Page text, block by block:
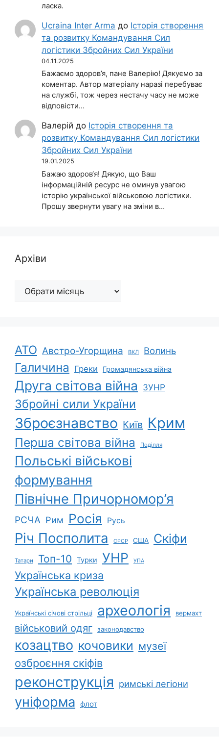
ласка.
Ucraina Inter Arma до Історія створення
та розвитку Командування Сил
логістики Збройних Сил України
04.11.2025
Бажаємо здоров’я, пане Валерію! Дякуємо за
коментар. Автор матеріалу наразі перебуває
на службі, тож через нестачу часу не може
відповісти…
Валерій до Історія створення та
розвитку Командування Сил логістики
Збройних Сил України
19.01.2025
Бажаю здоров‘я! Дякую, що Ваш
інформаційній ресурс не оминув увагою
історію української військовою логістики.
Прошу звернути увагу на зміни в…
Архіви
Архіви
АТО Австро-Угорщина ВКЛ Волинь
Галичина Греки Громадянська війна
Друга світова війна ЗУНР
Збройні сили України
Зброєзнавство Київ Крим
Перша світова війна Поділля
Польські військові
формування
Північне Причорномор’я
РСЧА Рим Росія Русь
Річ Посполита СРСР США Скіфи
Татари Топ-10 Турки УНР УПА
Українська криза
Українська революція
Українські січові стрільці археологія вермахт
військовий одяг законодавство
козацтво кочовики музеї
озброєння скіфів
реконструкція римські легіони
уніформа флот